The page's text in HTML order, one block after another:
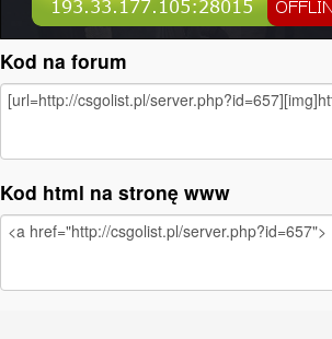
Kod na forum
Kod html na stronę www